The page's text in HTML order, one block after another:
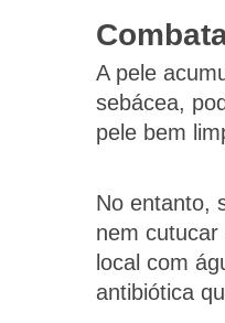
A pele
sebácea,
pele bem
No entanto,
nem
local com
antibiótica